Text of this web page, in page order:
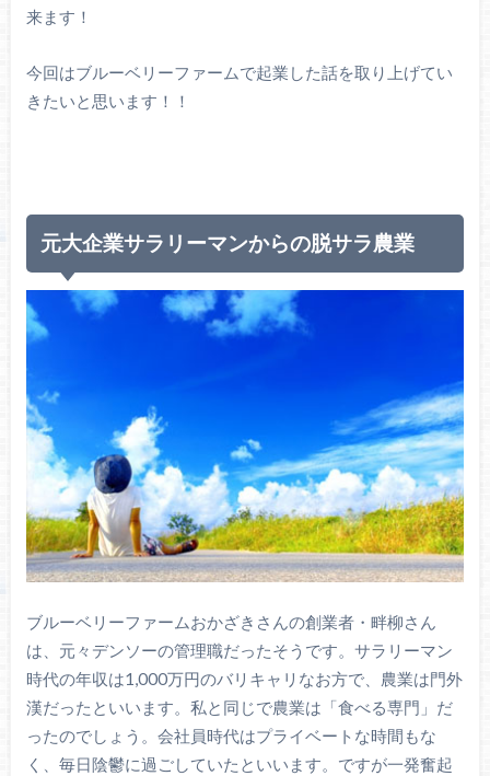
来ます！
今回はブルーベリーファームで起業した話を取り上げてい
きたいと思います！！
元大企業サラリーマンからの脱サラ農業
ブルーベリーファームおかざきさんの創業者・畔柳さん
は、元々デンソーの管理職だったそうです。サラリーマン
時代の年収は1,000万円のバリキャリなお方で、農業は門外
漢だったといいます。私と同じで農業は「食べる専門」だ
ったのでしょう。会社員時代はプライベートな時間もな
く、毎日陰鬱に過ごしていたといいます。ですが一発奮起